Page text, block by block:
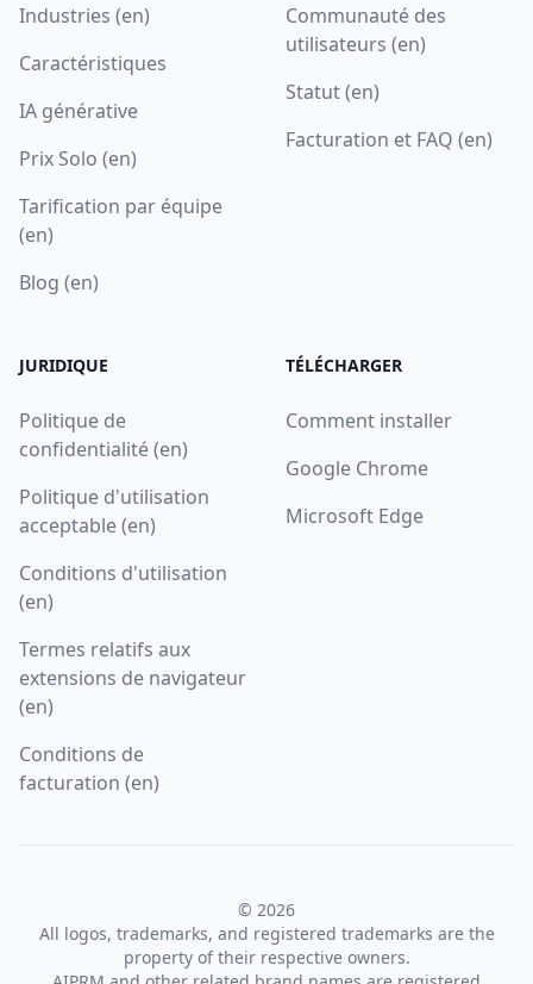
Industries (en)
Caractéristiques
IA générative
Prix Solo (en)
Tarification par équipe
(en)
Blog (en)
Communauté des
utilisateurs (en)
Statut (en)
Facturation et FAQ (en)
JURIDIQUE
Politique de
confidentialité (en)
Politique d'utilisation
acceptable (en)
Conditions d'utilisation
(en)
Termes relatifs aux
extensions de navigateur
(en)
Conditions de
facturation (en)
TÉLÉCHARGER
Comment installer
Google Chrome
Microsoft Edge
© 2026
All logos, trademarks, and registered trademarks are the
property of their respective owners.